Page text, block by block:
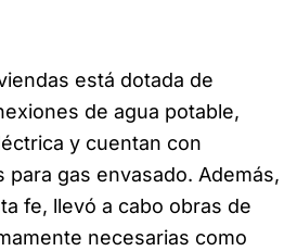
está dotada de
de agua potable,
y cuentan con
para gas envasado. Además,
fe, llevó a cabo obras de
necesarias como